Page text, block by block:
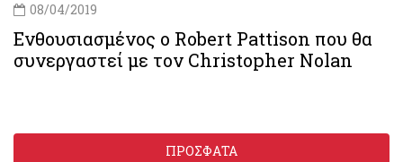
08/04/2019
Ενθουσιασμένος ο Robert Pattison που θα
συνεργαστεί με τον Christopher Nolan
ΠΡΟΣΦΑΤΑ